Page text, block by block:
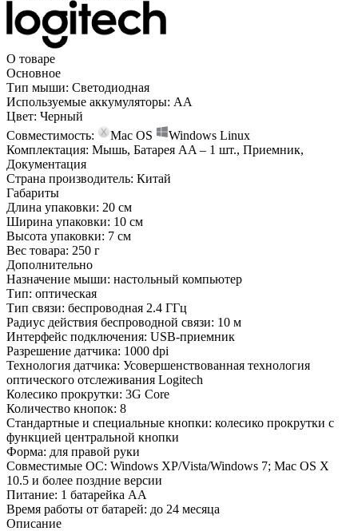
О товаре
Основное
Тип мыши: Светодиодная
Используемые аккумуляторы: AA
Цвет: Черный
Совместимость:
Mac OS Windows Linux
Комплектация: Мышь, Батарея AA – 1 шт., Приемник,
Документация
Страна производитель: Китай
Габариты
Длина упаковки: 20 см
Ширина упаковки: 10 см
Высота упаковки: 7 см
Вес товара: 250 г
Дополнительно
Назначение мыши: настольный компьютер
Тип: оптическая
Тип связи: беспроводная 2.4 ГГц
Радиус действия беспроводной связи: 10 м
Интерфейс подключения: USB-приемник
Разрешение датчика: 1000 dpi
Технология датчика: Усовершенствованная технология
оптического отслеживания Logitech
Колесико прокрутки: 3G Core
Количество кнопок: 8
Стандартные и специальные кнопки: колесико прокрутки с
функцией центральной кнопки
Форма: для правой руки
Совместимые ОС: Windows XP/Vista/Windows 7; Mac OS X
10.5 и более поздние версии
Питание: 1 батарейка AA
Время работы от батарей: до 24 месяца
Описание